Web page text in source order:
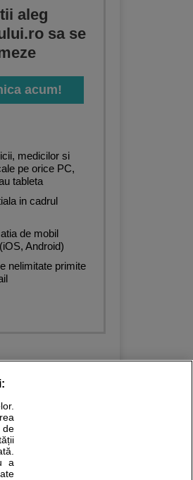
aleg
sa se
acum!
medicilor si
pe orice PC,
tableta
in cadrul
de mobil
Android)
nelimitate primite
medical direct si
dintre medicii pe care
de
a